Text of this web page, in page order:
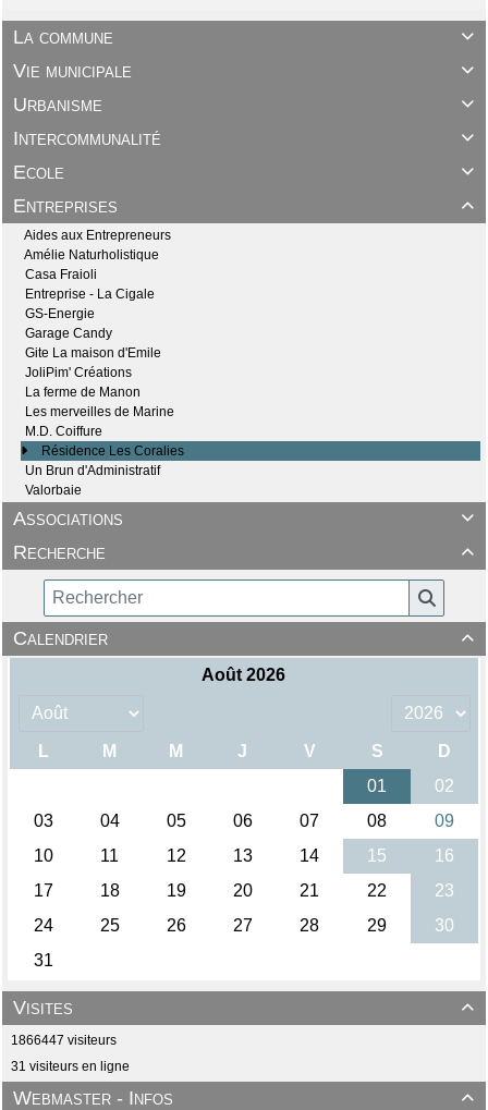

La commune

Vie municipale

Urbanisme

Intercommunalité

Ecole

Entreprises
Aides aux Entrepreneurs
Amélie Naturholistique
Casa Fraioli
Entreprise - La Cigale
GS-Energie
Garage Candy
Gite La maison d'Emile
JoliPim' Créations
La ferme de Manon
Les merveilles de Marine
M.D. Coiffure
Résidence Les Coralies
Un Brun d'Administratif
Valorbaie

Associations

Recherche

Calendrier

Visites
1866447 visiteurs
31 visiteurs en ligne

Webmaster - Infos